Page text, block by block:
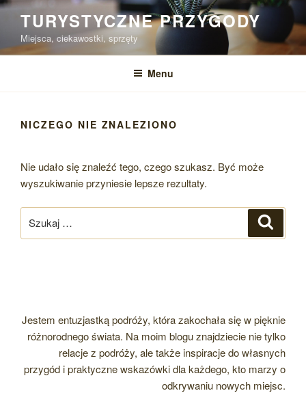
Przejdź
treści
TURYSTYCZNE PRZYGODY
Miejsca, ciekawostki, sprzęty
Menu
NICZEGO NIE ZNALEZIONO
Nie udało się znaleźć tego, czego szukasz. Być może
wyszukiwanie przyniesie lepsze rezultaty.
Jestem entuzjastką podróży, która zakochała się w pięknie
różnorodnego świata. Na moim blogu znajdziecie nie tylko
relacje z podróży, ale także inspiracje do własnych
przygód i praktyczne wskazówki dla każdego, kto marzy o
odkrywaniu nowych miejsc.